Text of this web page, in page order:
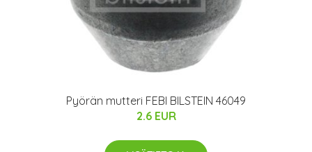
Pyörän mutteri FEBI BILSTEIN 46049
2.6 EUR